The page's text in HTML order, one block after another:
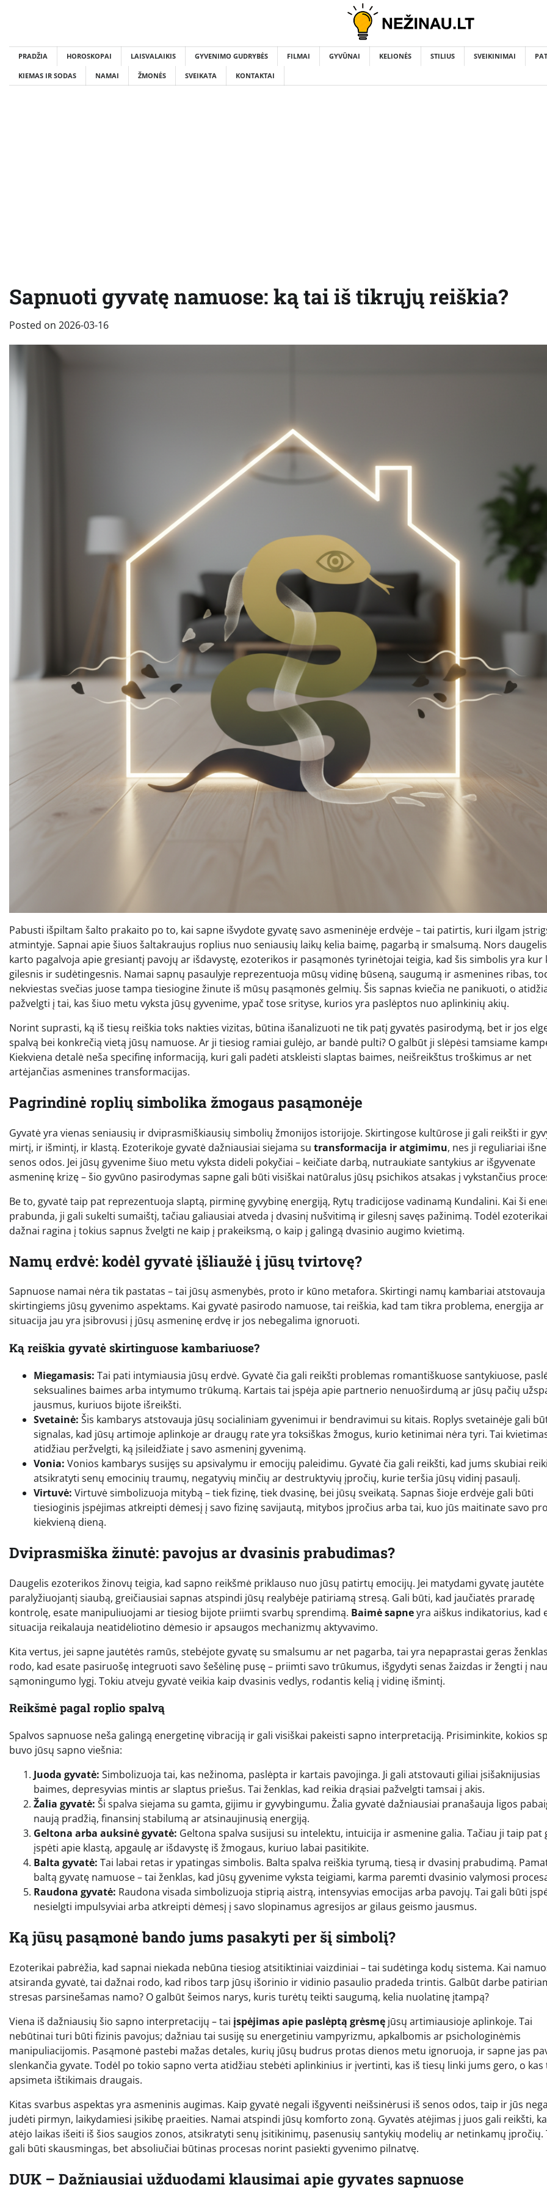
PRADŽIA HOROSKOPAI LAISVALAIKIS GYVENIMO GUDRYBĖS FILMAI GYVŪNAI KELIONĖS STILIUS SVEIKINIMAI
KIEMAS IR SODAS NAMAI ŽMONĖS SVEIKATA KONTAKTAI
Sapnuoti gyvatę namuose: ką tai iš tikrųjų reiškia?
Posted on 2026-03-16
Pabusti išpiltam šalto prakaito po to, kai sapne išvydote gyvatę savo asmeninėje erdvėje – tai patirtis, kuri ilgam
atmintyje. Sapnai apie šiuos šaltakraujus roplius nuo seniausių laikų kelia baimę, pagarbą ir smalsumą. Nors
karto pagalvoja apie gresiantį pavojų ar išdavystę, ezoterikos ir pasąmonės tyrinėtojai teigia, kad šis simbolis yra kur
gilesnis ir sudėtingesnis. Namai sapnų pasaulyje reprezentuoja mūsų vidinę būseną, saugumą ir asmenines ribas,
nekviestas svečias juose tampa tiesiogine žinute iš mūsų pasąmonės gelmių. Šis sapnas kviečia ne panikuoti, o
pažvelgti į tai, kas šiuo metu vyksta jūsų gyvenime, ypač tose srityse, kurios yra paslėptos nuo aplinkinių akių.
Norint suprasti, ką iš tiesų reiškia toks nakties vizitas, būtina išanalizuoti ne tik patį gyvatės pasirodymą, bet ir jos
spalvą bei konkrečią vietą jūsų namuose. Ar ji tiesiog ramiai gulėjo, ar bandė pulti? O galbūt ji slėpėsi tamsiame
Kiekviena detalė neša specifinę informaciją, kuri gali padėti atskleisti slaptas baimes, neišreikštus troškimus ar net
artėjančias asmenines transformacijas.
Pagrindinė roplių simbolika žmogaus pasąmonėje
Gyvatė yra vienas seniausių ir dviprasmiškiausių simbolių žmonijos istorijoje. Skirtingose kultūrose ji gali reikšti ir
mirtį, ir išmintį, ir klastą. Ezoterikoje gyvatė dažniausiai siejama su transformacija ir atgimimu, nes ji reguliariai
senos odos. Jei jūsų gyvenime šiuo metu vyksta dideli pokyčiai – keičiate darbą, nutraukiate santykius ar išgyvenate
asmeninę krizę – šio gyvūno pasirodymas sapne gali būti visiškai natūralus jūsų psichikos atsakas į vykstančius
Be to, gyvatė taip pat reprezentuoja slaptą, pirminę gyvybinę energiją, Rytų tradicijose vadinamą Kundalini. Kai ši
prabunda, ji gali sukelti sumaištį, tačiau galiausiai atveda į dvasinį nušvitimą ir gilesnį savęs pažinimą. Todėl ezoterikai
dažnai ragina į tokius sapnus žvelgti ne kaip į prakeiksmą, o kaip į galingą dvasinio augimo kvietimą.
Namų erdvė: kodėl gyvatė įšliaužė į jūsų tvirtovę?
Sapnuose namai nėra tik pastatas – tai jūsų asmenybės, proto ir kūno metafora. Skirtingi namų kambariai atstovauja
skirtingiems jūsų gyvenimo aspektams. Kai gyvatė pasirodo namuose, tai reiškia, kad tam tikra problema, energija ar
situacija jau yra įsibrovusi į jūsų asmeninę erdvę ir jos nebegalima ignoruoti.
Ką reiškia gyvatė skirtinguose kambariuose?
Miegamasis: Tai pati intymiausia jūsų erdvė. Gyvatė čia gali reikšti problemas romantiškuose santykiuose,
seksualines baimes arba intymumo trūkumą. Kartais tai įspėja apie partnerio nenuoširdumą ar jūsų pačių
jausmus, kuriuos bijote išreikšti.
Svetainė: Šis kambarys atstovauja jūsų socialiniam gyvenimui ir bendravimui su kitais. Roplys svetainėje gali
signalas, kad jūsų artimoje aplinkoje ar draugų rate yra toksiškas žmogus, kurio ketinimai nėra tyri. Tai
atidžiau peržvelgti, ką įsileidžiate į savo asmeninį gyvenimą.
Vonia: Vonios kambarys susijęs su apsivalymu ir emocijų paleidimu. Gyvatė čia gali reikšti, kad jums skubiai
atsikratyti senų emocinių traumų, negatyvių minčių ar destruktyvių įpročių, kurie teršia jūsų vidinį pasaulį.
Virtuvė: Virtuvė simbolizuoja mitybą – tiek fizinę, tiek dvasinę, bei jūsų sveikatą. Sapnas šioje erdvėje gali būti
tiesioginis įspėjimas atkreipti dėmesį į savo fizinę savijautą, mitybos įpročius arba tai, kuo jūs maitinate savo
kiekvieną dieną.
Dviprasmiška žinutė: pavojus ar dvasinis prabudimas?
Daugelis ezoterikos žinovų teigia, kad sapno reikšmė priklauso nuo jūsų patirtų emocijų. Jei matydami gyvatę jautėte
paralyžiuojantį siaubą, greičiausiai sapnas atspindi jūsų realybėje patiriamą stresą. Gali būti, kad jaučiatės praradę
kontrolę, esate manipuliuojami ar tiesiog bijote priimti svarbų sprendimą. Baimė sapneyra aiškus indikatorius, kad
situacija reikalauja neatidėliotino dėmesio ir apsaugos mechanizmų aktyvavimo.
Kita vertus, jei sapne jautėtės ramūs, stebėjote gyvatę su smalsumu ar net pagarba, tai yra nepaprastai geras
rodo, kad esate pasiruošę integruoti savo šešėlinę pusę – priimti savo trūkumus, išgydyti senas žaizdas ir žengti į
sąmoningumo lygį. Tokiu atveju gyvatė veikia kaip dvasinis vedlys, rodantis kelią į vidinę išmintį.
Reikšmė pagal roplio spalvą
Spalvos sapnuose neša galingą energetinę vibraciją ir gali visiškai pakeisti sapno interpretaciją. Prisiminkite, kokios
buvo jūsų sapno viešnia:
Juoda gyvatė: Simbolizuoja tai, kas nežinoma, paslėpta ir kartais pavojinga. Ji gali atstovauti giliai įsišaknijusias
baimes, depresyvias mintis ar slaptus priešus. Tai ženklas, kad reikia drąsiai pažvelgti tamsai į akis.
Žalia gyvatė: Ši spalva siejama su gamta, gijimu ir gyvybingumu. Žalia gyvatė dažniausiai pranašauja ligos
naują pradžią, finansinį stabilumą ar atsinaujinusią energiją.
Geltona arba auksinė gyvatė: Geltona spalva susijusi su intelektu, intuicija ir asmenine galia. Tačiau ji taip pat
įspėti apie klastą, apgaulę ar išdavystę iš žmogaus, kuriuo labai pasitikite.
Balta gyvatė: Tai labai retas ir ypatingas simbolis. Balta spalva reiškia tyrumą, tiesą ir dvasinį prabudimą.
baltą gyvatę namuose – tai ženklas, kad jūsų gyvenime vyksta teigiami, karma paremti dvasinio valymosi
Raudona gyvatė: Raudona visada simbolizuoja stiprią aistrą, intensyvias emocijas arba pavojų. Tai gali būti
nesielgti impulsyviai arba atkreipti dėmesį į savo slopinamus agresijos ar gilaus geismo jausmus.
Ką jūsų pasąmonė bando jums pasakyti per šį simbolį?
Ezoterikai pabrėžia, kad sapnai niekada nebūna tiesiog atsitiktiniai vaizdiniai – tai sudėtinga kodų sistema. Kai
atsiranda gyvatė, tai dažnai rodo, kad ribos tarp jūsų išorinio ir vidinio pasaulio pradeda trintis. Galbūt darbe
stresas parsinešamas namo? O galbūt šeimos narys, kuris turėtų teikti saugumą, kelia nuolatinę įtampą?
Viena iš dažniausių šio sapno interpretacijų – tai įspėjimas apie paslėptą grėsmę jūsų artimiausioje aplinkoje. Tai
nebūtinai turi būti fizinis pavojus; dažniau tai susiję su energetiniu vampyrizmu, apkalbomis ar psichologinėmis
manipuliacijomis. Pasąmonė pastebi mažas detales, kurių jūsų budrus protas dienos metu ignoruoja, ir sapne jas
slenkančia gyvate. Todėl po tokio sapno verta atidžiau stebėti aplinkinius ir įvertinti, kas iš tiesų linki jums gero, o kas
apsimeta ištikimais draugais.
Kitas svarbus aspektas yra asmeninis augimas. Kaip gyvatė negali išgyventi neišsinėrusi iš senos odos, taip ir jūs
judėti pirmyn, laikydamiesi įsikibę praeities. Namai atspindi jūsų komforto zoną. Gyvatės atėjimas į juos gali reikšti,
atėjo laikas išeiti iš šios saugios zonos, atsikratyti senų įsitikinimų, pasenusių santykių modelių ar netinkamų įpročių.
gali būti skausmingas, bet absoliučiai būtinas procesas norint pasiekti gyvenimo pilnatvę.
DUK – Dažniausiai užduodami klausimai apie gyvates sapnuose